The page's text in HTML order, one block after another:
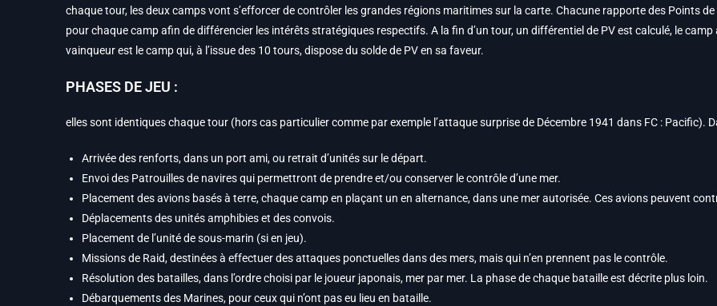
chaque tour, les deux camps vont s’efforcer de contrôler les grandes régions maritimes sur la carte. Chacune rapporte des Points
pour chaque camp afin de différencier les intérêts stratégiques respectifs. A la fin d’un tour, un différentiel de PV est calculé, le
vainqueur est le camp qui, à l’issue des 10 tours, dispose du solde de PV en sa faveur.
PHASES DE JEU :
elles sont identiques chaque tour (hors cas particulier comme par exemple l’attaque surprise de Décembre 1941 dans FC : Pacific).
Arrivée des renforts, dans un port ami, ou retrait d’unités sur le départ.
Envoi des Patrouilles de navires qui permettront de prendre et/ou conserver le contrôle d’une mer.
Placement des avions basés à terre, chaque camp en plaçant un en alternance, dans une mer autorisée. Ces avions peuvent
Déplacements des unités amphibies et des convois.
Placement de l’unité de sous-marin (si en jeu).
Missions de Raid, destinées à effectuer des attaques ponctuelles dans des mers, mais qui n’en prennent pas le contrôle.
Résolution des batailles, dans l’ordre choisi par le joueur japonais, mer par mer. La phase de chaque bataille est décrite plus loin.
Débarquements des Marines, pour ceux qui n’ont pas eu lieu en bataille.